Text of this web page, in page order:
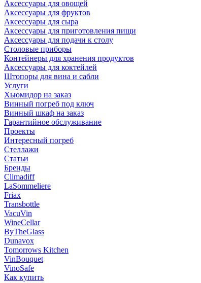
Аксессуары для овощей
Аксессуары для фруктов
Аксессуары для сыра
Аксессуары для приготовления пищи
Аксессуары для подачи к столу
Столовые приборы
Контейнеры для хранения продуктов
Аксессуары для коктейлей
Штопоры для вина и сабли
Услуги
Хьюмидор на заказ
Винный погреб под ключ
Винный шкаф на заказ
Гарантийное обслуживание
Проекты
Интересный погреб
Стеллажи
Статьи
Бренды
Climadiff
LaSommeliere
Friax
Transbottle
VacuVin
WineCellar
ByTheGlass
Dunavox
Tomorrows Kitchen
VinBouquet
VinoSafe
Как купить